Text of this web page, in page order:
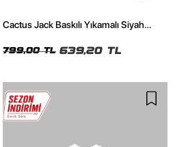
Cactus Jack Baskılı Yıkamalı Siyah
799,00 TL 639,20 TL